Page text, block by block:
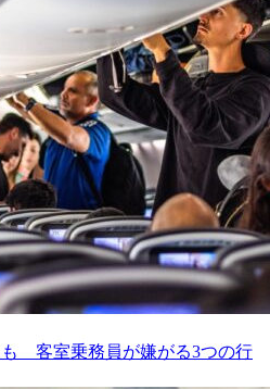
客室乗務員が嫌がる3つの行